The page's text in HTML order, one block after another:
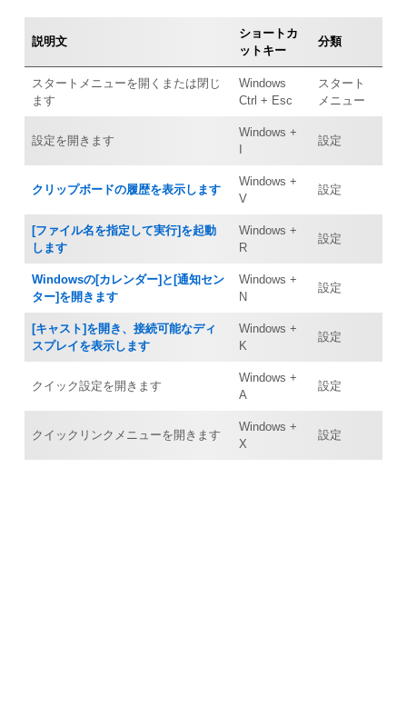
説明文
ショートカ
ットキー
分類
スタートメニューを開くまたは閉じ
ます
Windows
Ctrl + Esc
スタート
メニュー
設定を開きます
Windows +
I
設定
クリップボードの履歴を表示します
Windows +
V
設定
[ファイル名を指定して実行]を起動
します
Windows +
R
設定
Windowsの[カレンダー]と[通知セン
ター]を開きます
Windows +
N
設定
[キャスト]を開き、接続可能なディ
スプレイを表示します
Windows +
K
設定
クイック設定を開きます
Windows +
A
設定
クイックリンクメニューを開きます
Windows +
X
設定